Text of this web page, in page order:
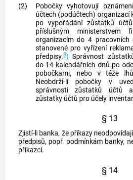
(2)
Pobočky vyhotovují
účtech (podúčtech) organizací
po vypořádání zůstatků
příslušným
organizacím do 4
stanovené pro vyřízení
předpisy.8) Správnost
do 14 kalendářních dnů po
pobočkami, nebo v téže
Neobdrží-li pobočky v
správnosti zůstatků účtů
zůstatky účtů pro účely
§ 13
Zjistí-li banka, že příkazy
předpisů, popř. podmínkám banky,
příkazci.
§ 14